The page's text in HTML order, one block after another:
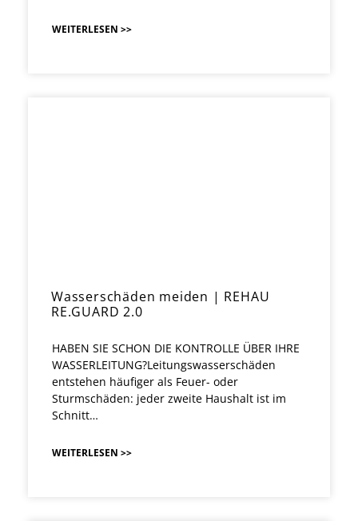
WEITERLESEN >>
Wasserschäden meiden | REHAU
RE.GUARD 2.0
HABEN SIE SCHON DIE KONTROLLE ÜBER IHRE
WASSERLEITUNG?Leitungswasserschäden
entstehen häufiger als Feuer- oder
Sturmschäden: jeder zweite Haushalt ist im
Schnitt…
WEITERLESEN >>